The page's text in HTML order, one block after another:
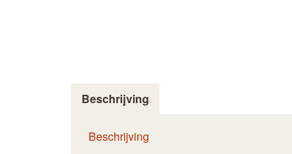
Beschrijving
Beschrijving